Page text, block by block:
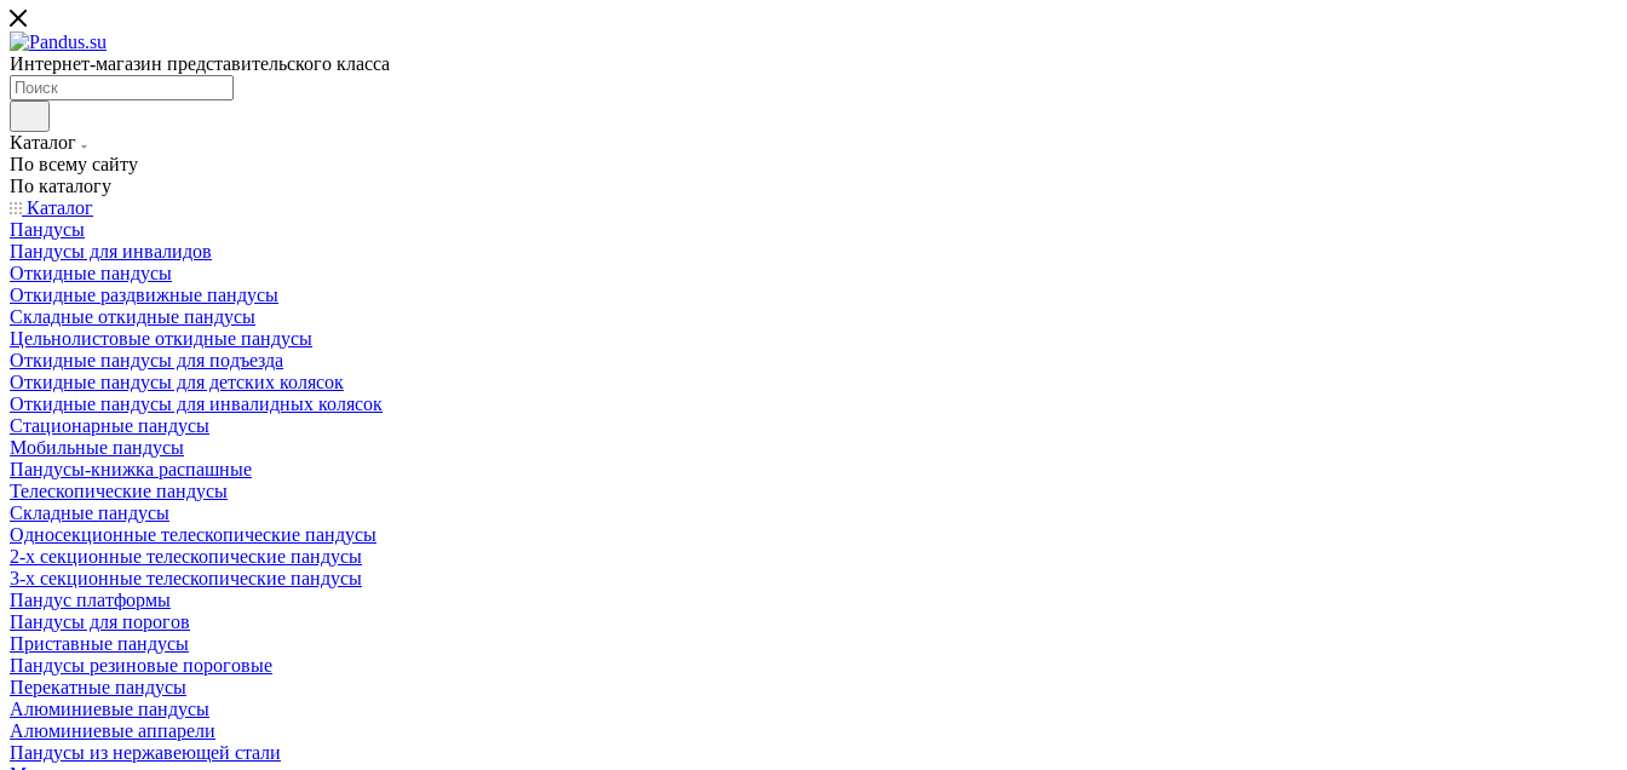
Интернет-магазин представительского класса
Каталог
По всему сайту
По каталогу
Каталог
Пандусы
Пандусы для инвалидов
Откидные пандусы
Откидные раздвижные пандусы
Складные откидные пандусы
Цельнолистовые откидные пандусы
Откидные пандусы для подъезда
Откидные пандусы для детских колясок
Откидные пандусы для инвалидных колясок
Стационарные пандусы
Мобильные пандусы
Пандусы-книжка распашные
Телескопические пандусы
Складные пандусы
Односекционные телескопические пандусы
2-х секционные телескопические пандусы
3-х секционные телескопические пандусы
Пандус платформы
Пандусы для порогов
Приставные пандусы
Пандусы резиновые пороговые
Перекатные пандусы
Алюминиевые пандусы
Алюминиевые аппарели
Пандусы из нержавеющей стали